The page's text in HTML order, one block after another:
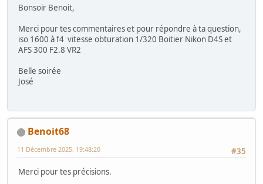
Bonsoir Benoit,
Merci pour tes commentaires et pour répondre à ta question,
iso 1600 à f4 vitesse obturation 1/320 Boitier Nikon D4S et
AFS 300 F2.8 VR2
Belle soirée
José
Benoit68
#35
11 Décembre 2025, 19:48:20
Merci pour tes précisions.